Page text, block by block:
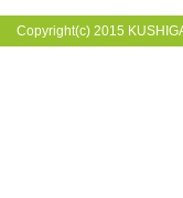
Copyright(c) 2015